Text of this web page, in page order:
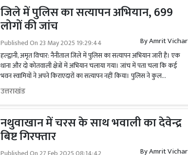
जिले में पुलिस का सत्यापन अभियान, 699
लोगों की जांच
Published On 23 May 2025 19:29:44 ByAmrit Vichar
हल्द्वानी, अमृत विचार: नैनीताल जिले में पुलिस का सत्यापन अभियान जारी है। एक
थाना और दो कोतवाली क्षेत्रों में अभियान चलाया गया। जांच में पता चला कि कई
भवन स्वामियों ने अपने किराएदारों का सत्यापन नहीं किया। पुलिस ने कुल...
उत्तराखंड
नथुवाखान में चरस के साथ भवाली का देवेन्द्र
बिष्ट गिरफ्तार
ByAmrit Vichar